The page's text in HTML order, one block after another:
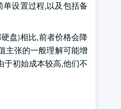
设置过程,以及包括备
盘)相比,前者价格会降
主张的一般理解可能增
于初始成本较高,他们不